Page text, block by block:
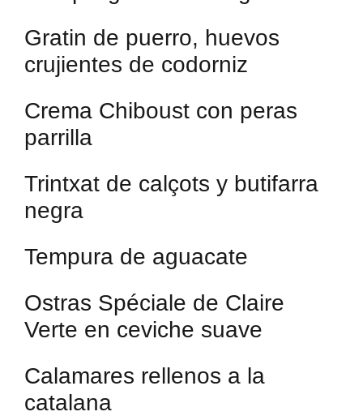
Gratin de puerro, huevos
crujientes de codorniz
Crema Chiboust con peras
parrilla
Trintxat de calçots y butifarra
negra
Tempura de aguacate
Ostras Spéciale de Claire
Verte en ceviche suave
Calamares rellenos a la
catalana